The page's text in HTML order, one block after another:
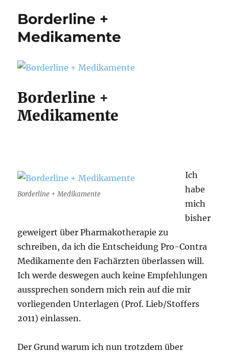
Borderline +
Medikamente
Borderline +
Medikamente
Borderline + Medikamente
Ich
habe
mich
bisher
geweigert über Pharmakotherapie zu
schreiben, da ich die Entscheidung Pro-Contra
Medikamente den Fachärzten überlassen will.
Ich werde deswegen auch keine Empfehlungen
aussprechen sondern mich rein auf die mir
vorliegenden Unterlagen (Prof. Lieb/Stoffers
2011) einlassen.
Der Grund warum ich nun trotzdem über